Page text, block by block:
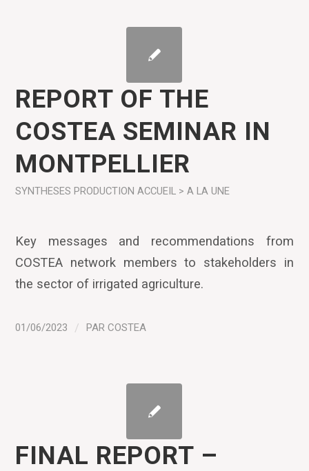
REPORT OF THE
COSTEA SEMINAR IN
MONTPELLIER
SYNTHESES PRODUCTION ACCUEIL > A LA UNE
Key messages and recommendations from
COSTEA network members to stakeholders in
the sector of irrigated agriculture.
01/06/2023 / PARCOSTEA
FINAL REPORT –